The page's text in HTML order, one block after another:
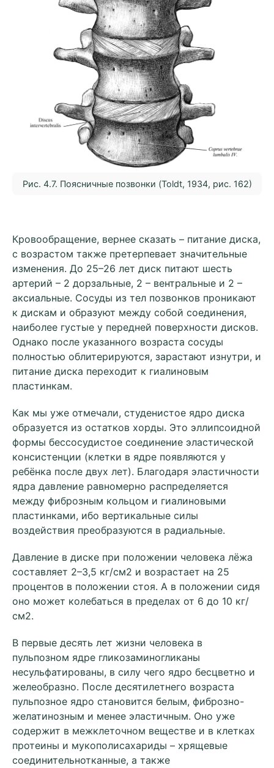
Рис. 4.7. Поясничные позвонки (Toldt, 1934, рис. 162)
Кровообращение, вернее сказать – питание диска,
с возрастом также претерпевает значительные
изменения. До 25–26 лет диск питают шесть
артерий – 2 дорзальные, 2 – вентральные и 2 –
аксиальные. Сосуды из тел позвонков проникают
к дискам и образуют между собой соединения,
наиболее густые у передней поверхности дисков.
Однако после указанного возраста сосуды
полностью облитерируются, зарастают изнутри, и
питание диска переходит к гиалиновым
пластинкам.
Как мы уже отмечали, студенистое ядро диска
образуется из остатков хорды. Это эллипсоидной
формы бессосудистое соединение эластической
консистенции (клетки в ядре появляются у
ребёнка после двух лет). Благодаря эластичности
ядра давление равномерно распределяется
между фиброзным кольцом и гиалиновыми
пластинками, ибо вертикальные силы
воздействия преобразуются в радиальные.
Давление в диске при положении человека лёжа
составляет 2–3,5 кг/см2 и возрастает на 25
процентов в положении стоя. А в положении сидя
оно может колебаться в пределах от 6 до 10 кг/
см2.
В первые десять лет жизни человека в
пульпозном ядре гликозаминогликаны
несульфатированы, в силу чего ядро бесцветно и
желеобразно. После десятилетнего возраста
пульпозное ядро становится белым, фиброзно-
желатинозным и менее эластичным. Оно уже
содержит в межклеточном веществе и в клетках
протеины и мукополисахариды – хрящевые
соединительнотканные, а также